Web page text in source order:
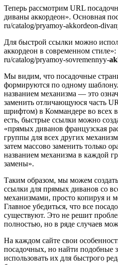
Теперь рассмотрим URL
диваны аккордеон». Основная
ru/catalog/pryamoy-akkordeon-
Для быстрой ссылки можно
аккордеон в современном стиле»:
ru/catalog/pryamoy-sovremennyy-
Мы видим, что посадочные
формируются по одному
названием механизма — это
заменить отличающуюся часть
шрифтом) в Коммандере во всех
есть, быстрые ссылки можно
«прямых диванов французская
группы для всех других
затем массово заменить только
названием механизма в каждой
замены».
Таким образом, мы можем
ссылки для прямых диванов со
механизмами, просто копируя и
Главное убедиться, что все
существуют. Это не решит
полностью, но в ряде случаев
На каждом сайте свои
посадочных, но найти подобные
использовать их для быстрого